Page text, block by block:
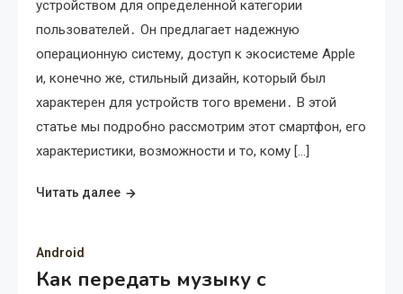
устройством для определенной категории
пользователей․ Он предлагает надежную
операционную систему, доступ к экосистеме Apple
и, конечно же, стильный дизайн, который был
характерен для устройств того времени․ В этой
статье мы подробно рассмотрим этот смартфон, его
характеристики, возможности и то, кому […]
Читать далее
Android
Как передать музыку с